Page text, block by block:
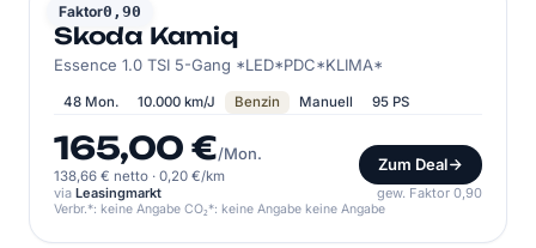
Faktor0,90
SKODA
Skoda Kamiq
Essence 1.0 TSI 5-Gang *LED*PDC*KLIMA*
48 Mon. 10.000 km/J Benzin Manuell 95 PS
165,00 €/Mon.
138,66 € netto · 0,20 €/km
Zum Deal
via Leasingmarkt gew. Faktor 0,90
Verbr.*: keine Angabe CO₂*: keine Angabe keine Angabe